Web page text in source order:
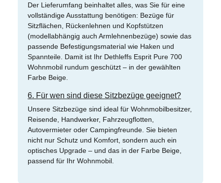
Der Lieferumfang beinhaltet alles, was Sie für eine
vollständige Ausstattung benötigen: Bezüge für
Sitzflächen, Rückenlehnen und Kopfstützen
(modellabhängig auch Armlehnenbezüge) sowie das
passende Befestigungsmaterial wie Haken und
Spannteile. Damit ist Ihr Dethleffs Esprit Pure 700
Wohnmobil rundum geschützt – in der gewählten
Farbe Beige.
6. Für wen sind diese Sitzbezüge geeignet?
Unsere Sitzbezüge sind ideal für Wohnmobilbesitzer,
Reisende, Handwerker, Fahrzeugflotten,
Autovermieter oder Campingfreunde. Sie bieten
nicht nur Schutz und Komfort, sondern auch ein
optisches Upgrade – und das in der Farbe Beige,
passend für Ihr Wohnmobil.